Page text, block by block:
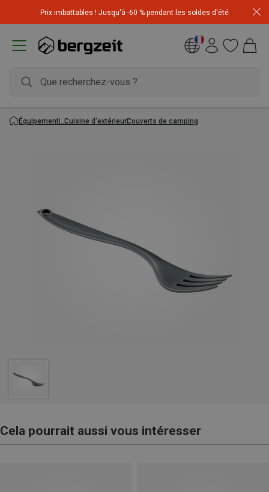
Prix imbattables ! Jusqu'à -60 % pendant les soldes d'été
l'article le moins cher! Code
Équipement Cuisine d'extérieurCouverts de camping
Cela pourrait aussi vous intéresser